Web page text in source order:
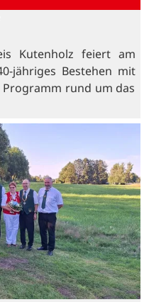
Kutenholz feiert am
jähriges Bestehen mit
rund um das